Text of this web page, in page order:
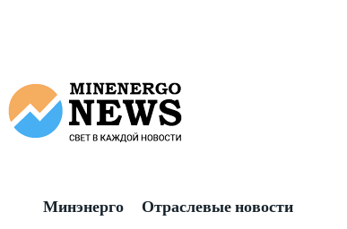
Минэнерго Отраслевые новости